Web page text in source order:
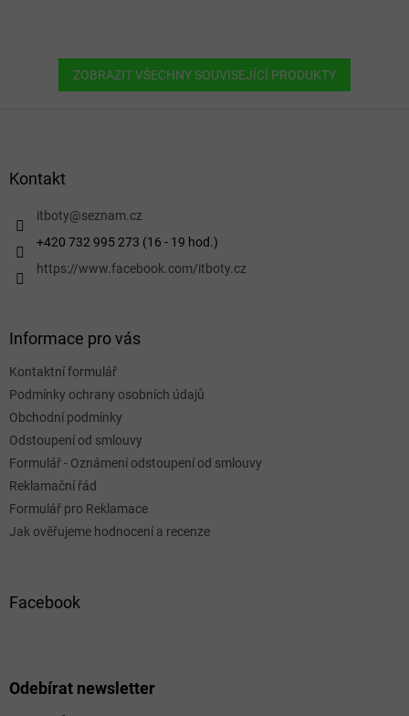
ZOBRAZIT VŠECHNY SOUVISEJÍCÍ PRODUKTY
Kontakt
itboty@seznam.cz
+420 732 995 273 (16 - 19 hod.)
https://www.facebook.com/itboty.cz
Informace pro vás
Kontaktní formulář
Podmínky ochrany osobních údajů
Obchodní podmínky
Odstoupení od smlouvy
Formulář - Oznámení odstoupení od smlouvy
Reklamační řád
Formulář pro Reklamace
Jak ověřujeme hodnocení a recenze
Facebook
Odebírat newsletter